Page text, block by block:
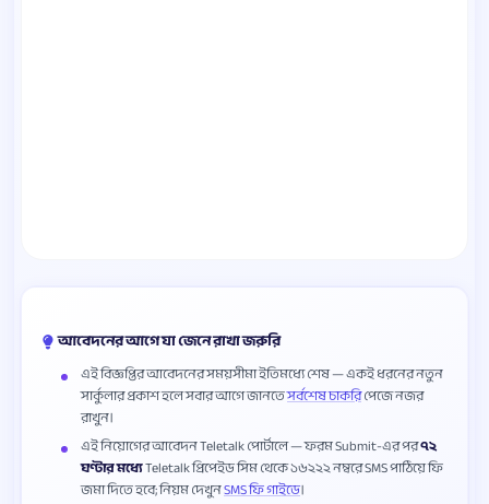
আবেদনের আগে যা জেনে রাখা জরুরি
এই বিজ্ঞপ্তির আবেদনের সময়সীমা ইতিমধ্যে শেষ — একই ধরনের নতুন
সার্কুলার প্রকাশ হলে সবার আগে জানতেসর্বশেষ চাকরিপেজে নজর
রাখুন।
এই নিয়োগের আবেদন Teletalk পোর্টালে — ফরম Submit-এর পর৭২
ঘণ্টার মধ্যেTeletalk প্রিপেইড সিম থেকে ১৬২২২ নম্বরে SMS পাঠিয়ে ফি
জমা দিতে হবে; নিয়ম দেখুনSMS ফি গাইডে।